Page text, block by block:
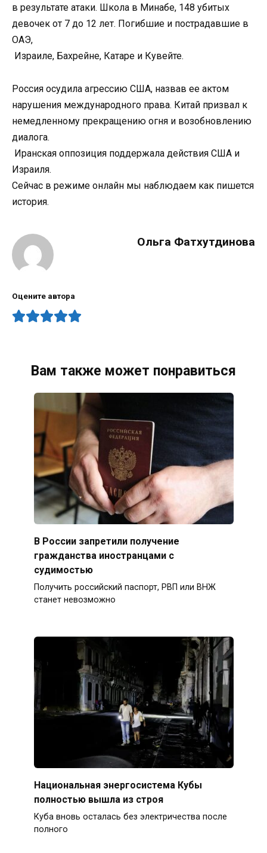
в результате атаки. Школа в Минабе, 148 убитых
девочек от 7 до 12 лет. Погибшие и пострадавшие в
ОАЭ,
Израиле, Бахрейне, Катаре и Кувейте.
Россия осудила агрессию США, назвав ее актом
нарушения международного права. Китай призвал к
немедленному прекращению огня и возобновлению
диалога.
Иранская оппозиция поддержала действия США и
Израиля.
Сейчас в режиме онлайн мы наблюдаем как пишется
история.
Ольга Фатхутдинова
Оцените автора
Вам также может понравиться
В России запретили получение
гражданства иностранцами с
судимостью
Получить российский паспорт, РВП или ВНЖ
станет невозможно
Национальная энергосистема Кубы
полностью вышла из строя
Куба вновь осталась без электричества после
полного